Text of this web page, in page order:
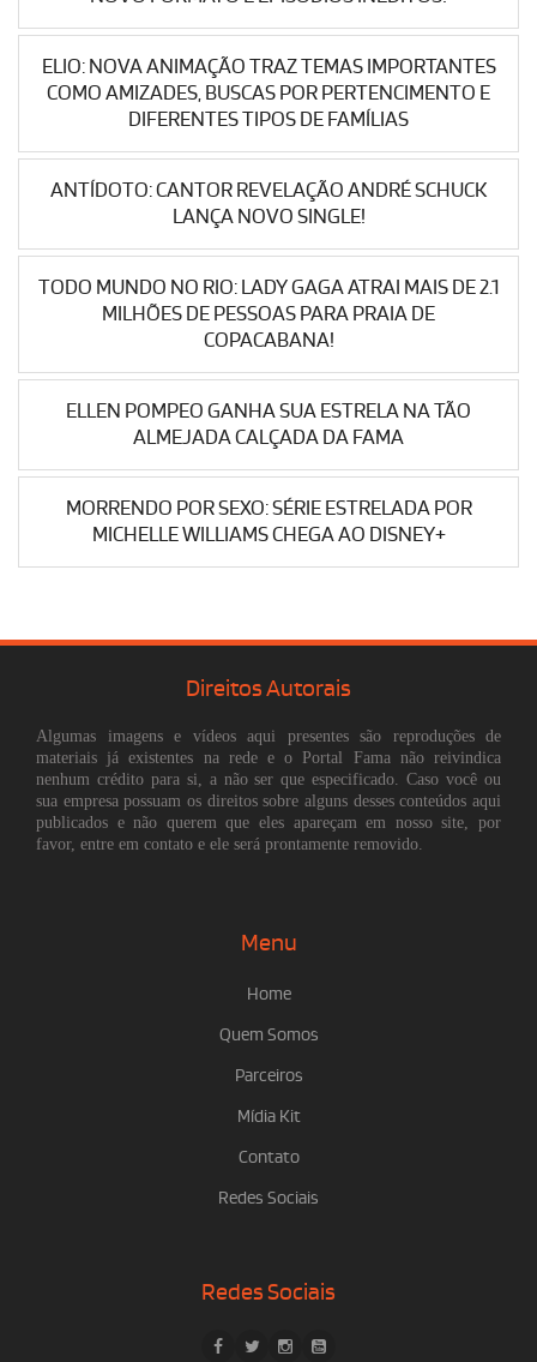
ELIO: NOVA ANIMAÇÃO TRAZ TEMAS IMPORTANTES
COMO AMIZADES, BUSCAS POR PERTENCIMENTO E
DIFERENTES TIPOS DE FAMÍLIAS
ANTÍDOTO: CANTOR REVELAÇÃO ANDRÉ SCHUCK
LANÇA NOVO SINGLE!
TODO MUNDO NO RIO: LADY GAGA ATRAI MAIS DE 2.1
MILHÕES DE PESSOAS PARA PRAIA DE
COPACABANA!
ELLEN POMPEO GANHA SUA ESTRELA NA TÃO
ALMEJADA CALÇADA DA FAMA
MORRENDO POR SEXO: SÉRIE ESTRELADA POR
MICHELLE WILLIAMS CHEGA AO DISNEY+
Direitos Autorais
Algumas imagens e vídeos aqui presentes são reproduções de
materiais já existentes na rede e o Portal Fama não reivindica
nenhum crédito para si, a não ser que especificado. Caso você ou
sua empresa possuam os direitos sobre alguns desses conteúdos aqui
publicados e não querem que eles apareçam em nosso site, por
favor, entre em contato e ele será prontamente removido.
Menu
Home
Quem Somos
Parceiros
Mídia Kit
Contato
Redes Sociais
Redes Sociais